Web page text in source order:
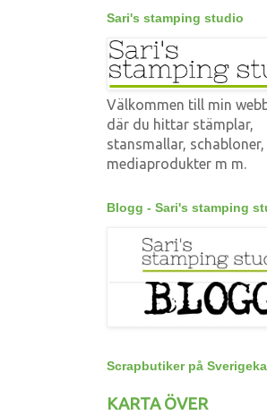
Sari's stamping studio
Välkommen till min
där du hittar stämplar,
stansmallar, schabloner,
mediaprodukter m m.
Blogg - Sari's stamping
Scrapbutiker på
KARTA ÖVER